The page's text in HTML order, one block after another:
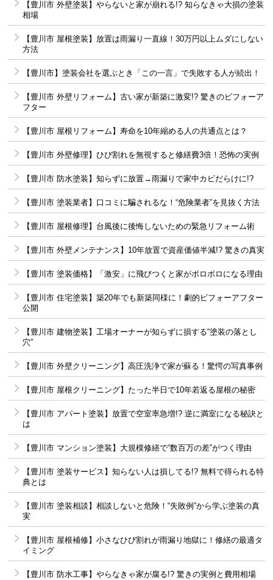
【豊川市 外壁塗装】やらないと家が崩れる!? 知らなきゃ大損の塗装
相場
【豊川市 屋根塗装】放置は雨漏り一直線！30万円以上ムダにしない
方法
【豊川市】塗装会社を選ぶとき「この一言」で失敗する人が続出！
【豊川市 外壁リフォーム】古い家が新築に激変!? 驚きのビフォーア
フター
【豊川市 屋根リフォーム】寿命を10年縮める人の共通点とは？
【豊川市 外壁修理】ひび割れを無視すると修繕費3倍！恐怖の実例
【豊川市 防水塗装】知らずに放置→雨漏りで家中カビだらけに!?
【豊川市 塗装業者】口コミに騙されるな！“危険業者”を見抜く方法
【豊川市 屋根修理】台風後に後悔しないための緊急リフォーム術
【豊川市 外壁メンテナンス】10年放置で資産価値半減!? 驚きの真実
【豊川市 塗装価格】「激安」に飛びつくと家がボロボロになる理由
【豊川市 住宅塗装】築20年でも新築同様に！劇的ビフォーアフター
公開
【豊川市 建物塗装】工場オーナーが知らずに損する“塗装の落とし
穴”
【豊川市 外壁クリーニング】高圧洗浄で家が蘇る！驚愕の写真事例
【豊川市 屋根クリーニング】たった半日で10年若返る屋根の秘密
【豊川市 アパート塗装】放置で空室率急増!? 逆に満室になる秘訣と
は
【豊川市 マンション塗装】大規模修繕で“数百万の差”がつく理由
【豊川市 塗装サービス】知らない人は損してる!? 無料で得られる特
典とは
【豊川市 塗装相談】相談しないと危険！“失敗例”から学ぶ塗装の真
実
【豊川市 屋根補修】小さなひび割れが雨漏り地獄に！修繕の最適タ
イミング
【豊川市 防水工事】やらなきゃ家が腐る!? 驚きの実例と費用相場